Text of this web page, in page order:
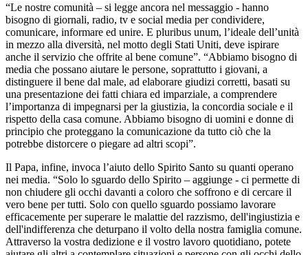
“Le nostre comunità – si legge ancora nel messaggio - hanno
bisogno di giornali, radio, tv e social media per condividere,
comunicare, informare ed unire. E pluribus unum, l’ideale dell’unità
in mezzo alla diversità, nel motto degli Stati Uniti, deve ispirare
anche il servizio che offrite al bene comune”. “Abbiamo bisogno di
media che possano aiutare le persone, soprattutto i giovani, a
distinguere il bene dal male, ad elaborare giudizi corretti, basati su
una presentazione dei fatti chiara ed imparziale, a comprendere
l’importanza di impegnarsi per la giustizia, la concordia sociale e il
rispetto della casa comune. Abbiamo bisogno di uomini e donne di
principio che proteggano la comunicazione da tutto ciò che la
potrebbe distorcere o piegare ad altri scopi”.
Il Papa, infine, invoca l’aiuto dello Spirito Santo su quanti operano
nei media. “Solo lo sguardo dello Spirito – aggiunge - ci permette di
non chiudere gli occhi davanti a coloro che soffrono e di cercare il
vero bene per tutti. Solo con quello sguardo possiamo lavorare
efficacemente per superare le malattie del razzismo, dell'ingiustizia e
dell'indifferenza che deturpano il volto della nostra famiglia comune.
Attraverso la vostra dedizione e il vostro lavoro quotidiano, potete